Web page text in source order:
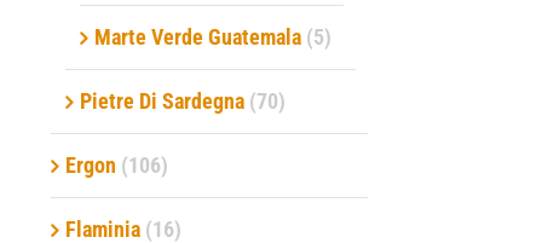
Marte Verde Guatemala (5)
Pietre Di Sardegna (70)
Ergon (106)
Flaminia (16)